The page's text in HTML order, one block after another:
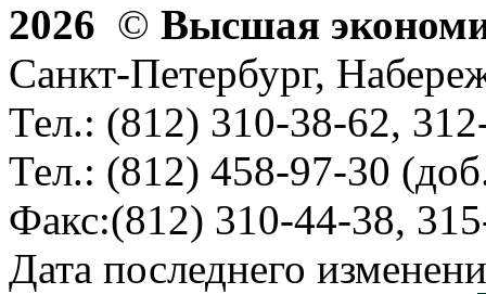
2026 © Высшая
Санкт-Петербург,
Тел.: (812) 310-38-62,
Тел.: (812) 458-97-30
Факс:(812) 310-44-38,
Дата последнего